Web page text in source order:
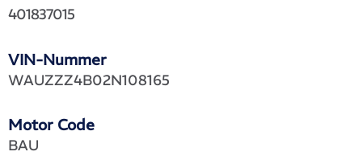
VIN-Nummer
401837015
WAUZZZ4B02N108165
Motor Code
BAU